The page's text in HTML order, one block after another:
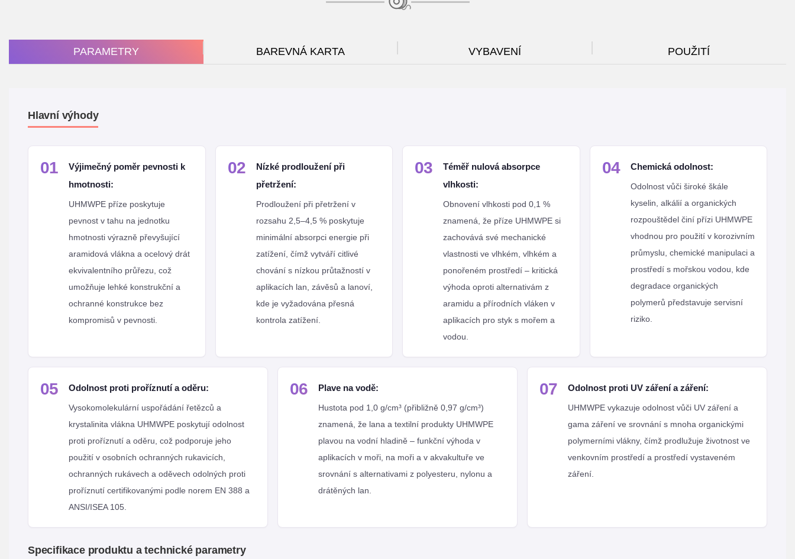
PARAMETRY BAREVNÁ KARTA VYBAVENÍ POUŽITÍ
Hlavní výhody
01
Výjimečný poměr pevnosti k
hmotnosti:
UHMWPE příze poskytuje
pevnost v tahu na jednotku
hmotnosti výrazně převyšující
aramidová vlákna a ocelový drát
ekvivalentního průřezu, což
umožňuje lehké konstrukční a
ochranné konstrukce bez
kompromisů v pevnosti.
02
Nízké prodloužení při
přetržení:
Prodloužení při přetržení v
rozsahu 2,5–4,5 % poskytuje
minimální absorpci energie při
zatížení, čímž vytváří citlivé
chování s nízkou průtažností v
aplikacích lan, závěsů a lanoví,
kde je vyžadována přesná
kontrola zatížení.
03
Téměř nulová absorpce
vlhkosti:
Obnovení vlhkosti pod 0,1 %
znamená, že příze UHMWPE si
zachovává své mechanické
vlastnosti ve vlhkém, vlhkém a
ponořeném prostředí – kritická
výhoda oproti alternativám z
aramidu a přírodních vláken v
aplikacích pro styk s mořem a
vodou.
04 Chemická odolnost:
Odolnost vůči široké škále
kyselin, alkálií a organických
rozpouštědel činí přízi UHMWPE
vhodnou pro použití v korozivním
průmyslu, chemické manipulaci a
prostředí s mořskou vodou, kde
degradace organických
polymerů představuje servisní
riziko.
05 Odolnost proti proříznutí a oděru:
Vysokomolekulární uspořádání řetězců a
krystalinita vlákna UHMWPE poskytují odolnost
proti proříznutí a oděru, což podporuje jeho
použití v osobních ochranných rukavicích,
ochranných rukávech a oděvech odolných proti
proříznutí certifikovanými podle norem EN 388 a
ANSI/ISEA 105.
06 Plave na vodě:
Hustota pod 1,0 g/cm³ (přibližně 0,97 g/cm³)
znamená, že lana a textilní produkty UHMWPE
plavou na vodní hladině – funkční výhoda v
aplikacích v moři, na moři a v akvakultuře ve
srovnání s alternativami z polyesteru, nylonu a
drátěných lan.
07 Odolnost proti UV záření a záření:
UHMWPE vykazuje odolnost vůči UV záření a
gama záření ve srovnání s mnoha organickými
polymerními vlákny, čímž prodlužuje životnost ve
venkovním prostředí a prostředí vystaveném
záření.
Specifikace produktu a technické parametry